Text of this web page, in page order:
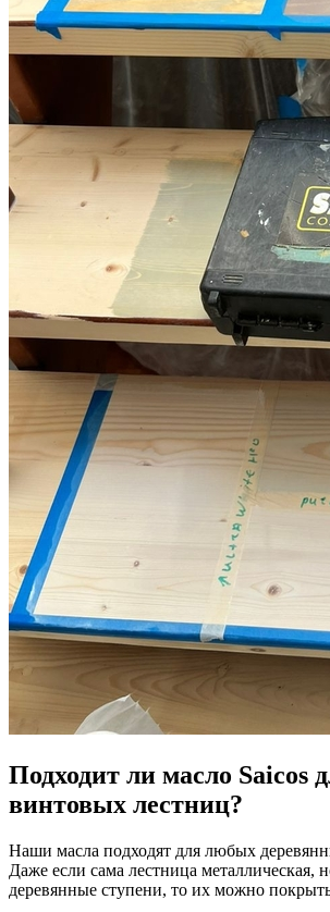
Подходит ли масло Saicos
винтовых лестниц?
Наши масла подходят для любых
Даже если сама лестница металлическая,
деревянные ступени, то их можно